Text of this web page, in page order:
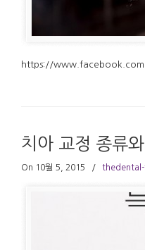
https://
치아 교정 종류
On 10월 5, 2015 /